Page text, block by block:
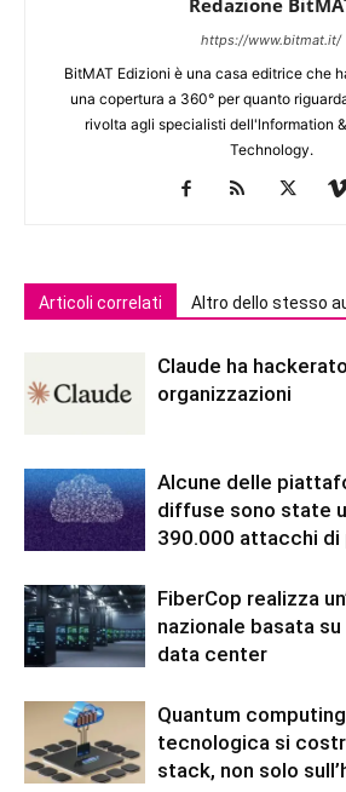
https://www.bitmat.it/
BitMAT Edizioni è una casa editrice che
una copertura a 360° per quanto
rivolta agli specialisti dell'lnformation
Technology.
Articoli correlati Altro dello stesso
Claude ha
organizzazioni
Alcune delle
diffuse sono state
390.000 attacchi di
FiberCop realizza
nazionale basata
data center
Quantum
tecnologica si
stack, non solo